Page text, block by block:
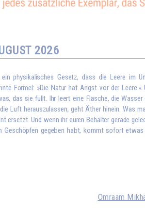
2026
physikalisches Gesetz, dass die Leere im
Formel: »Die Natur hat Angst vor der Leere.«
das sie füllt. Ihr leert eine Flasche, die
Luft herauszulassen, geht Äther hinein. Was
ersetzt. Und wenn ihr euren Behälter gerade
Geschöpfen gegeben habt, kommt sofort
Omraam